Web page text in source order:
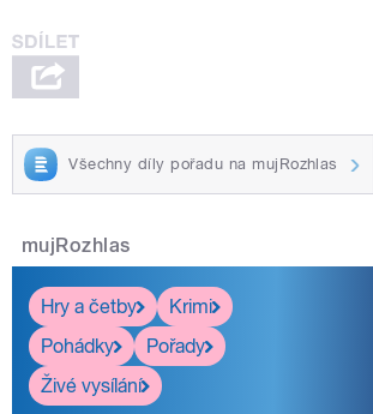
Všechny díly pořadu na mujRozhlas
mujRozhlas
Hry a četby
Krimi
Pohádky
Pořady
Živé vysílání